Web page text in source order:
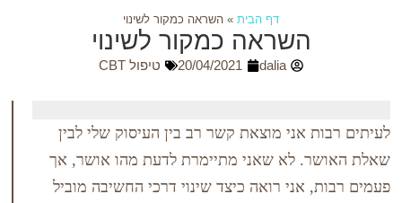
השראה כמקור לשינוי
השראה כמקור לשינוי
20/04/2021 טיפול CBT
אני מוצאת קשר רב בין העיסוק שלי לבין
לא שאני מתיימרת לדעת מהו אושר, אך
רואה כיצד שינוי דרכי החשיבה מוביל